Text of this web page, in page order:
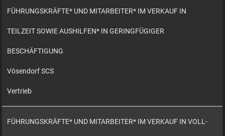
FÜHRUNGSKRÄFTE* UND MITARBEITER* IM VERKAUF IN
TEILZEIT SOWIE AUSHILFEN* IN GERINGFÜGIGER
BESCHÄFTIGUNG
Vösendorf SCS
Vertrieb
FÜHRUNGSKRÄFTE* UND MITARBEITER* IM VERKAUF IN VOLL-